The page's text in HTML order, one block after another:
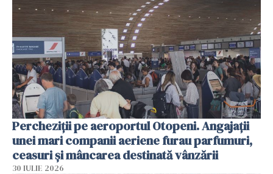
Percheziții pe aeroportul Otopeni. Angajații
unei mari companii aeriene furau parfumuri,
ceasuri și mâncarea destinată vânzării
30 IULIE 2026